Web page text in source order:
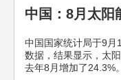
中国：8月太阳
中国国家统计局于9月
数据，结果显示，太
去年8月增加了24.3%